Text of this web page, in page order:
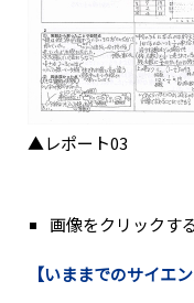
▲レポート03
画像をクリックす
【いままでのサイエ